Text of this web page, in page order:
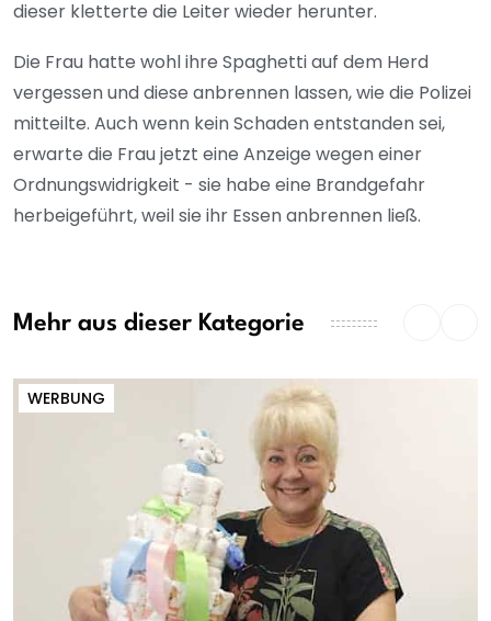
dieser kletterte die Leiter wieder herunter.
Die Frau hatte wohl ihre Spaghetti auf dem Herd
vergessen und diese anbrennen lassen, wie die Polizei
mitteilte. Auch wenn kein Schaden entstanden sei,
erwarte die Frau jetzt eine Anzeige wegen einer
Ordnungswidrigkeit - sie habe eine Brandgefahr
herbeigeführt, weil sie ihr Essen anbrennen ließ.
Mehr aus dieser Kategorie
WERBUNG